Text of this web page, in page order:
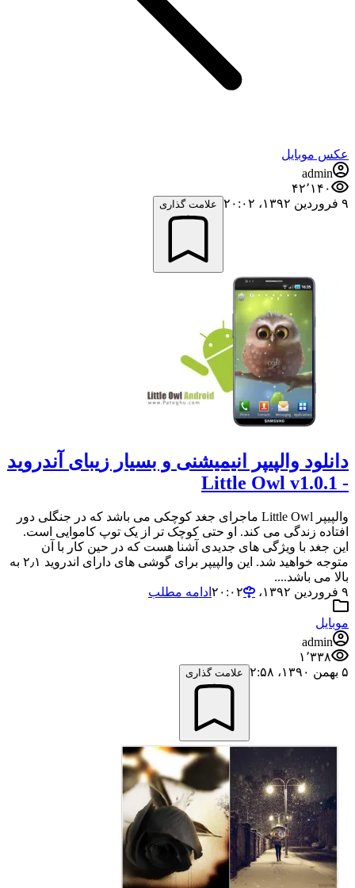
عکس موبایل
admin
۴۲٬۱۴۰
۹ فروردین ۱۳۹۲،‏ ۲۰:۰۲
علامت گذاری
دانلود والپیپر انیمیشنی و بسیار زیبای آندروید
- Little Owl v1.0.1
والپیپر Little Owl ماجرای جغد کوچکی می باشد که در جنگلی دور
افتاده زندگی می کند. او حتی کوچک تر از یک توپ کاموایی است.
این جغد با ویژگی های جدیدی آشنا هست که در حین کار با آن
متوجه خواهید شد. این والپیپر برای گوشی های دارای اندروید ۲٫۱ به
بالا می باشد....
۹ فروردین ۱۳۹۲،‏ ۲۰:۰۲
ادامه مطلب
موبایل
admin
۱٬۳۳۸
۵ بهمن ۱۳۹۰،‏ ۲:۵۸
علامت گذاری